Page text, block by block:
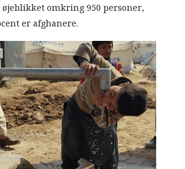
omkring 950 personer,
er afghanere.